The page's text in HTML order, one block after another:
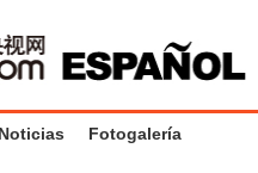
Noticias Fotogalería